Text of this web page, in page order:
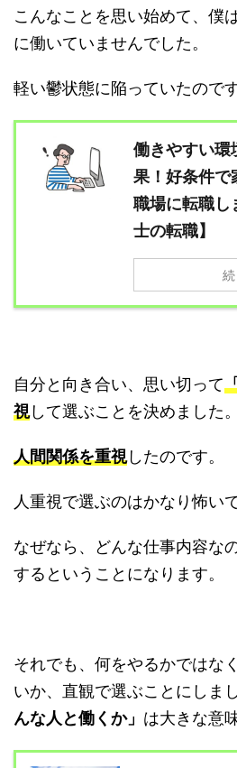
こんなことを思い始めて、僕
に働いていませんでした。
軽い鬱状態に陥っていたのです
働きやすい環
果！好条件で
職場に転職し
士の転職】
自分と向き合い、思い切って
視して選ぶことを決めました。
人間関係を重視したのです。
人重視で選ぶのはかなり怖い
なぜなら、どんな仕事内容な
するということになります。
それでも、何をやるかではな
いか、直観で選ぶことにしま
んな人と働くか」 は大きな意